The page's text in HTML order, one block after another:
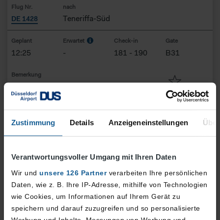
Zustimmung Details Anzeigeneinstellungen
Verantwortungsvoller Umgang mit Ihren Daten
Wir und unsere 126 Partnerverarbeiten Ihre persönlichen
Daten, wie z. B. Ihre IP-Adresse, mithilfe von Technologien
wie Cookies, um Informationen auf Ihrem Gerät zu
speichern und darauf zuzugreifen und so personalisierte
Flug Nr.
DE 1428
nach
Teneriffa-Süd
Geplant
12:25
Erwartet
-
Check-in
181 - 190
Gate
B31
Bemerkung
-
10. August
DE 1428 Teneriffa-Süd
12:30 - 181 - 190
Gate
B80
Bemerkung